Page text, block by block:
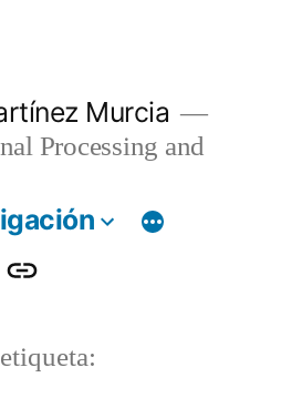
Murcia
Processing and
Orcid